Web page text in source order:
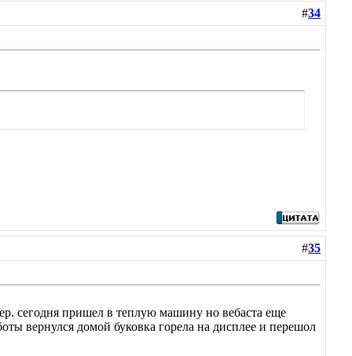
#34
#35
сегодня пришел в теплую машину но вебаста еще
вернулся домой буковка горела на дисплее и перешол